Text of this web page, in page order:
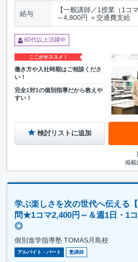
給与
【一般講師／1授業（1コ
～4,800円 ＋交通費支給
60代以上活躍中
ここがオススメ！
働き方や入社時期はご相談くださ
い！
完全1対1の個別指導だから教えや
すい！
検討リストに追加
掲載
学ぶ楽しさを次の世代へ伝える
問★1コマ2,400円～＆週1日・1
◎
個別進学指導塾 TOMAS月島校
アルバイト・パート 塾講師